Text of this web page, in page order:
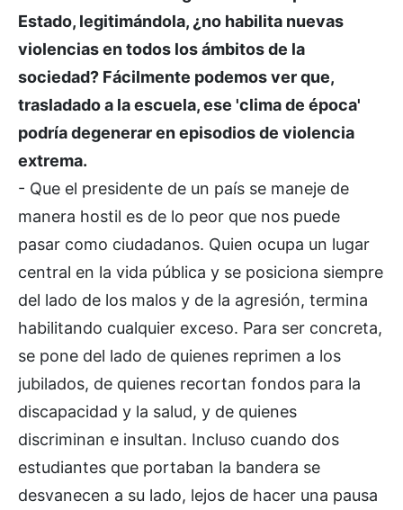
Estado, legitimándola, ¿no habilita nuevas
violencias en todos los ámbitos de la
sociedad? Fácilmente podemos ver que,
trasladado a la escuela, ese 'clima de época'
podría degenerar en episodios de violencia
extrema.
- Que el presidente de un país se maneje de
manera hostil es de lo peor que nos puede
pasar como ciudadanos. Quien ocupa un lugar
central en la vida pública y se posiciona siempre
del lado de los malos y de la agresión, termina
habilitando cualquier exceso. Para ser concreta,
se pone del lado de quienes reprimen a los
jubilados, de quienes recortan fondos para la
discapacidad y la salud, y de quienes
discriminan e insultan. Incluso cuando dos
estudiantes que portaban la bandera se
desvanecen a su lado, lejos de hacer una pausa